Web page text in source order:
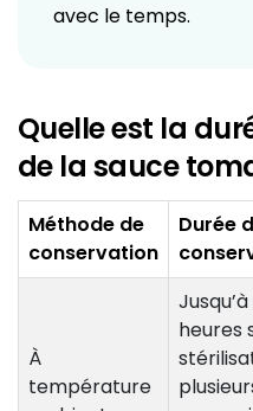
avec le temps.
Quelle est la
de la sauce
Méthode de
conservation
Durée
À
température
heures